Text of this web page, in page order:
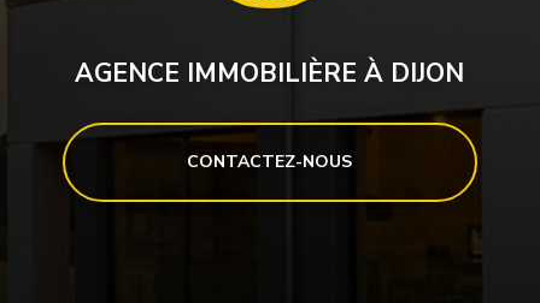
AGENCE IMMOBILIÈRE À DIJON
CONTACTEZ-NOUS